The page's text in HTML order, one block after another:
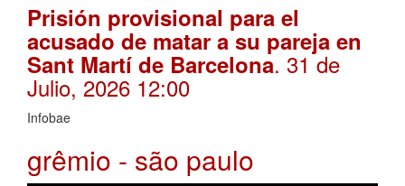
Prisión provisional para el
acusado de matar a su pareja en
Sant Martí de Barcelona. 31 de
Julio, 2026 12:00
Infobae
grêmio - são paulo